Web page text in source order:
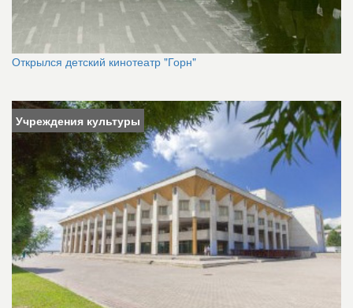
Открылся детский кинотеатр "Горн"
Учреждения культуры